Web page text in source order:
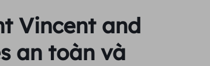
Vincent and
an toàn và